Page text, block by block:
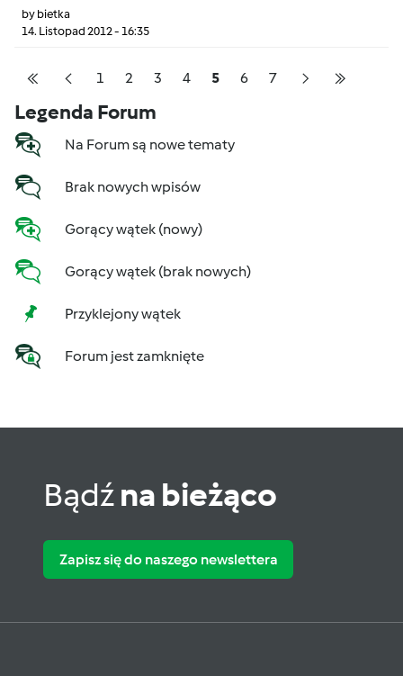
by bietka
14. Listopad 2012 - 16:35
Pagination
Pierwsza strona
Poprzednia strona
Strona
1 Strona
2 Strona
3 Strona
4 Strona
5 Strona
6 Strona
7 Następna
Legenda Forum
Na Forum są nowe tematy
Brak nowych wpisów
Gorący wątek (nowy)
Gorący wątek (brak nowych)
Przyklejony wątek
Forum jest zamknięte
Bądźna bieżąco
Zapisz się do naszego newslettera